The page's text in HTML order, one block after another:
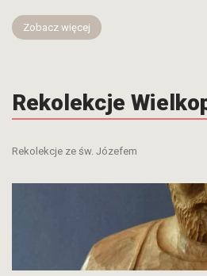
Zobacz więcej
Rekolekcje
Rekolekcje ze św. Józefem